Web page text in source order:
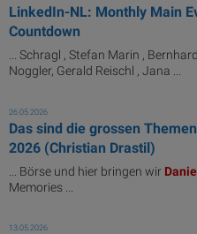
LinkedIn-NL: Monthly Main
Countdown
... Schragl , Stefan Marin ,
Noggler, Gerald Reischl , Jana ...
26.05.2026
Das sind die grossen
2026 (Christian Drastil)
... Börse und hier bringen wir
Memories ...
13.05.2026